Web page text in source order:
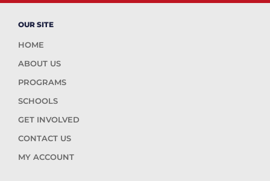
OUR SITE
HOME
ABOUT US
PROGRAMS
SCHOOLS
GET INVOLVED
CONTACT US
MY ACCOUNT